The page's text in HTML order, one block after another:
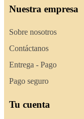
Nuestra empresa
Sobre nosotros
Contáctanos
Entrega - Pago
Pago seguro
Tu cuenta